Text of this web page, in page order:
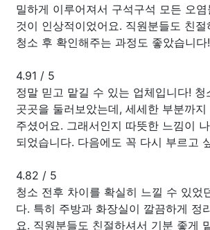
밀하게 이루어져서 구석구석 모든 오
것이 인상적이었어요. 직원분들도 친
청소 후 확인해주는 과정도 좋았습니다!
4.91 / 5
정말 믿고 맡길 수 있는 업체입니다!
곳곳을 둘러보았는데, 세세한 부분까
주셨어요. 그래서인지 따뜻한 느낌이
되었습니다. 다음에도 꼭 다시 부르고
4.82 / 5
청소 전후 차이를 확실히 느낄 수 있었
다. 특히 주방과 화장실이 깔끔하게 정
요. 직원분들도 친절하셔서 기분 좋게